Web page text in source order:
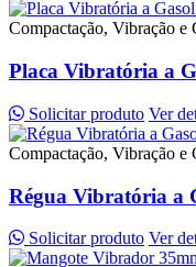
Compactação, Vibração e
Placa Vibratória a
Solicitar produto Ver
Compactação, Vibração e
Régua Vibratória a
Solicitar produto Ver